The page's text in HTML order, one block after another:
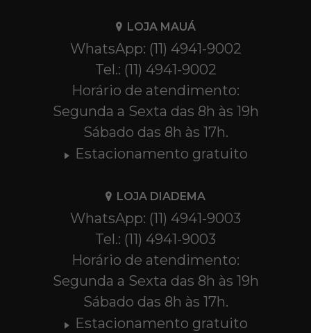
LOJA MAUÁ
WhatsApp: (11) 4941-9002
Tel.: (11) 4941-9002
Horário de atendimento:
Segunda a Sexta das 8h às 19h
Sábado das 8h às 17h.
Estacionamento gratuito
LOJA DIADEMA
WhatsApp: (11) 4941-9003
Tel.: (11) 4941-9003
Horário de atendimento:
Segunda a Sexta das 8h às 19h
Sábado das 8h às 17h.
Estacionamento gratuito